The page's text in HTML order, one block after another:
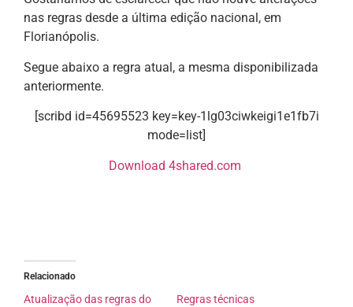
nas regras desde a última edição nacional, em
Florianópolis.
Segue abaixo a regra atual, a mesma disponibilizada
anteriormente.
[scribd id=45695523 key=key-1lg03ciwkeigi1e1fb7i
mode=list]
Download 4shared.com
Relacionado
Atualização das regras do
Regras técnicas